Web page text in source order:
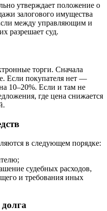
утверждает положение о
залогового имущества
между управляющим и
разрешает суд.
торги. Сначала
Если покупателя нет —
10–20%. Если и там не
где цена снижается
в следующем порядке:
судебных расходов,
и требования иных